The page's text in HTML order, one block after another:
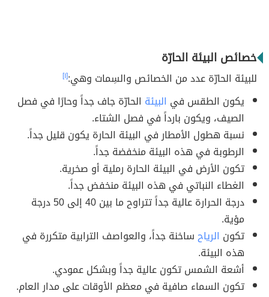
خصائص البيئة الحارّة
للبيئة الحارّة عدد من الخصائص والسِمات وهي:[١]
يكون الطقس في البيئة الحارّة جاف جداً وحارًا في فصل
الصيف، ويكون بارداً في فصل الشتاء.
نسبة هطول الأمطار في البيئة الحارة يكون قليل جداً.
الرطوبة في هذه البيئة منخفضة جداً.
تكون الأرض في البيئة الحارة رملية أو صخرية.
الغطاء النباتي في هذه البيئة منخفض جداً.
درجة الحرارة عالية جداً تتراوح ما بين 40 إلى 50 درجة
مؤية.
تكون الرياحساخنة جداً، والعواصف الترابية متكررة في
هذه البيئة.
أشعة الشمس تكون عالية جداً وبشكل عمودي.
تكون السماء صافية في معظم الأوقات على مدار العام.